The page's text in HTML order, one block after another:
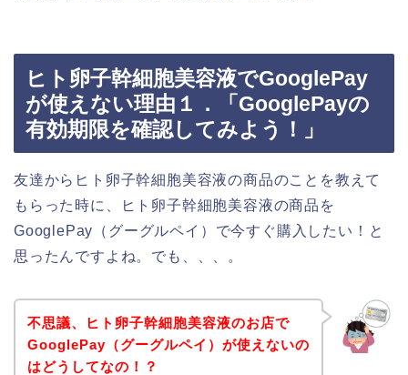
ヒト卵子幹細胞美容液でGooglePay
が使えない理由１．「GooglePayの
有効期限を確認してみよう！」
友達からヒト卵子幹細胞美容液の商品のことを教えて
もらった時に、ヒト卵子幹細胞美容液の商品を
GooglePay（グーグルペイ）で今すぐ購入したい！と
思ったんですよね。でも、、、。
不思議、ヒト卵子幹細胞美容液のお店で
GooglePay（グーグルペイ）が使えないの
はどうしてなの！？